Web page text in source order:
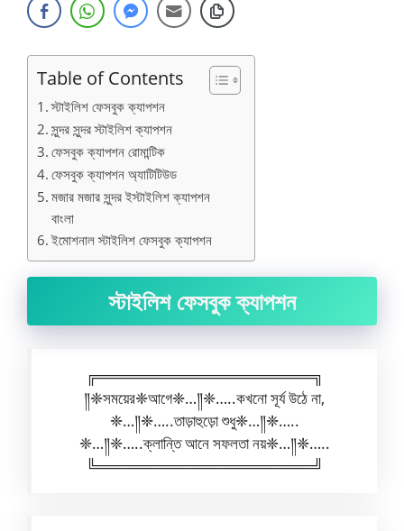
Table of Contents
স্টাইলিশ ফেসবুক ক্যাপশন
সুন্দর সুন্দর স্টাইলিশ ক্যাপশন
ফেসবুক ক্যাপশন রোমান্টিক
ফেসবুক ক্যাপশন অ্যাটিটিউড
মজার মজার সুন্দর ইস্টাইলিশ ক্যাপশন
বাংলা
ইমোশনাল স্টাইলিশ ফেসবুক ক্যাপশন
স্টাইলিশ ফেসবুক ক্যাপশন
╔════════════════════╗
༎❈সময়ের❈আগে❈…༎❈…..কখনো সূর্য উঠে না,
❈…༎❈…..তাড়াহুড়ো শুধু❈…༎❈…..
❈…༎❈…..ক্লান্তি আনে সফলতা নয়❈…༎❈…..
╚════════════════════╝